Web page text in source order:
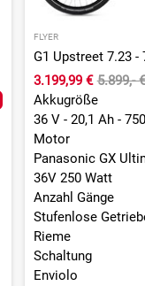
FLYER
3.199,99 € 5.899,-
Akkugröße
36 V - 20,1 Ah -
Motor
Panasonic GX
36V 250 Watt
Anzahl Gänge
Stufenlose
Rieme
Schaltung
Enviolo